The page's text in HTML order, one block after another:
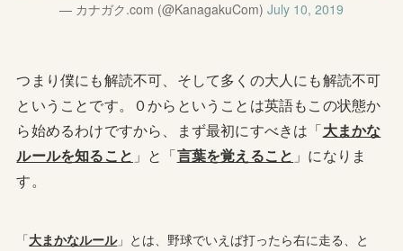
— カナガク.com (@KanagakuCom) July 10, 2019
つまり僕にも解読不可、そして多くの大人にも解読不可
ということです。０からということは英語もこの状態か
ら始めるわけですから、まず最初にすべきは「大まかな
ルールを知ること 」と「言葉を覚えること 」になりま
す。
「大まかなルール」とは、野球でいえば打ったら右に走る、と